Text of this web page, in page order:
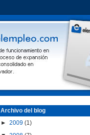
Archivo del blog
► 2009 (1)